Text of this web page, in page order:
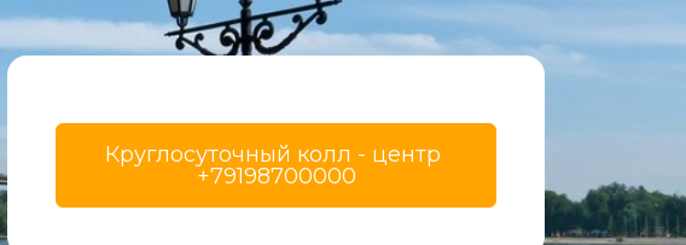
Круглосуточный колл - центр
+79198700000